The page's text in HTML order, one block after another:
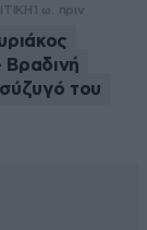
1 ω. πριν
Βραδινή
του